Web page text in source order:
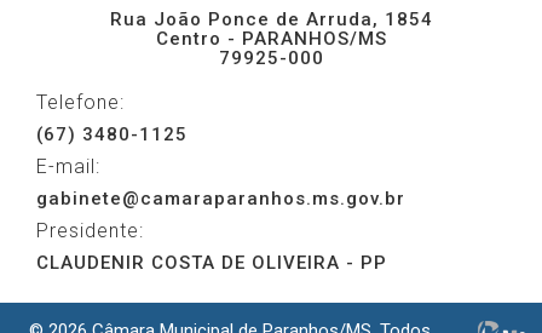
Rua João Ponce de Arruda, 1854
Centro - PARANHOS/MS
79925-000
Telefone:
(67) 3480-1125
E-mail:
gabinete@camaraparanhos.ms.gov.br
Presidente:
CLAUDENIR COSTA DE OLIVEIRA - PP